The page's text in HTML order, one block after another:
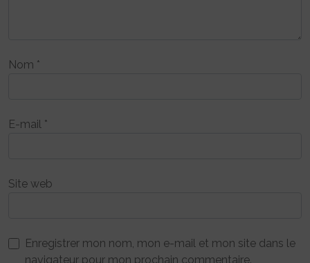
Nom *
E-mail *
Site web
Enregistrer mon nom, mon e-mail et mon site dans le
navigateur pour mon prochain commentaire.